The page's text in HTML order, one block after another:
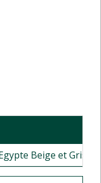
Beige et Grise -